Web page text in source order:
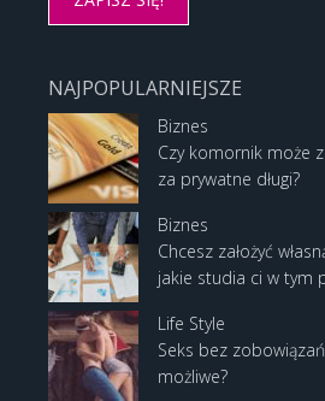
NAJPOPULARNIEJSZE
Biznes
Czy komornik może
za prywatne długi?
Biznes
Chcesz założyć
jakie studia ci w tym
Life Style
Seks bez
możliwe?